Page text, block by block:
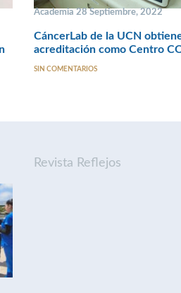
Academia 28 Septiembre, 2022
CáncerLab de la UCN
acreditación como Centro
SIN COMENTARIOS
Revista Reflejos